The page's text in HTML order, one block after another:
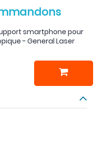
smartphone pour
- General Laser